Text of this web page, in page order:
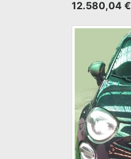
12.580,04 €